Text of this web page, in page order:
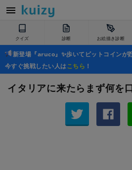
クイズ 診断 お絵描き診断
新登場『aruco』✨歩いてビットコインが
今すぐ挑戦したい人はこちら ！
イタリアに来たらまず何を